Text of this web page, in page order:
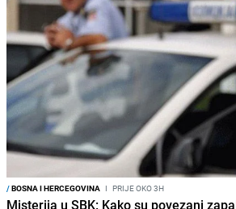
/BOSNA I HERCEGOVINA I PRIJE OKO 3H
Misterija u SBK: Kako su povezani